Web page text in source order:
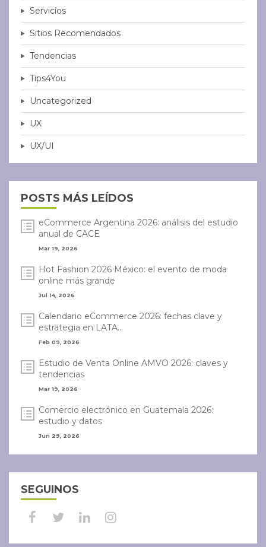
Servicios
Sitios Recomendados
Tendencias
Tips4You
Uncategorized
UX
UX/UI
POSTS MÁS LEÍDOS
eCommerce Argentina 2026: análisis del estudio
anual de CACE
Mar 19, 2026
Hot Fashion 2026 México: el evento de moda
online más grande
Jul 14, 2026
Calendario eCommerce 2026: fechas clave y
estrategia en LATA...
Feb 09, 2026
Estudio de Venta Online AMVO 2026: claves y
tendencias
Mar 19, 2026
Comercio electrónico en Guatemala 2026:
estudio y datos
Jun 29, 2026
SEGUINOS